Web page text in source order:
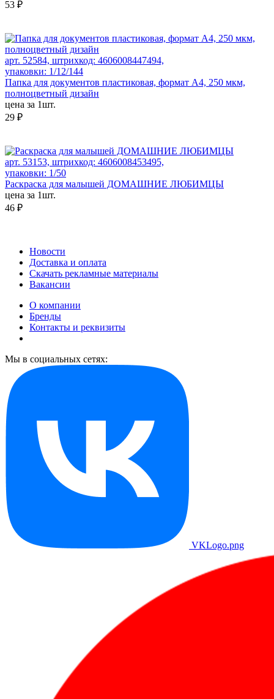
53 ₽
арт. 52584, штрихкод: 4606008447494,
упаковки: 1/12/144
Папка для документов пластиковая, формат А4, 250 мкм,
полноцветный дизайн
цена за 1шт.
29 ₽
арт. 53153, штрихкод: 4606008453495,
упаковки: 1/50
Раскраска для малышей ДОМАШНИЕ ЛЮБИМЦЫ
цена за 1шт.
46 ₽
Новости
Доставка и оплата
Скачать рекламные материалы
Вакансии
О компании
Бренды
Контакты и реквизиты
Мы в социальных сетях:
VKLogo.png